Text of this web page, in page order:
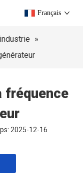
Français
»
fréquence
2025-12-16